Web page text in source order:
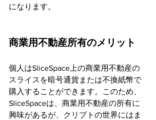
になります。
商業用不動産所有のメリット
個人はSliceSpace上の商業用不動産の
スライスを暗号通貨または不換紙幣で
購入することができます。このため、
SliceSpaceは、商業用不動産の所有に
興味があるが、クリプトの世界にはま